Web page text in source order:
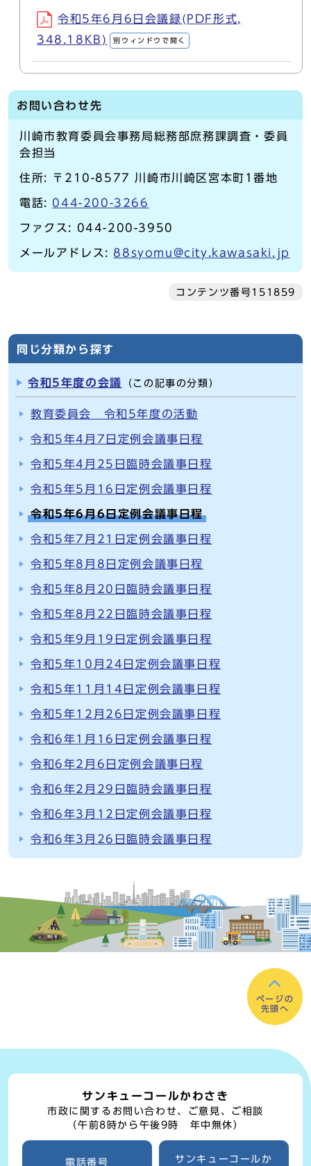
令和5年6月6日会議録(PDF形式,
348.18KB)
別ウィンドウで開く
お問い合わせ先
川崎市教育委員会事務局総務部庶務課調査・委員
会担当
住所: 〒210-8577 川崎市川崎区宮本町1番地
電話: 044-200-3266
ファクス: 044-200-3950
メールアドレス:88syomu@city.kawasaki.jp
コンテンツ番号151859
同じ分類から探す
令和5年度の会議 （この記事の分類）
教育委員会 令和5年度の活動
令和5年4月7日定例会議事日程
令和5年4月25日臨時会議事日程
令和5年5月16日定例会議事日程
令和5年6月6日定例会議事日程
令和5年7月21日定例会議事日程
令和5年8月8日定例会議事日程
令和5年8月20日臨時会議事日程
令和5年8月22日臨時会議事日程
令和5年9月19日定例会議事日程
令和5年10月24日定例会議事日程
令和5年11月14日定例会議事日程
令和5年12月26日定例会議事日程
令和6年1月16日定例会議事日程
令和6年2月6日定例会議事日程
令和6年2月29日臨時会議事日程
令和6年3月12日定例会議事日程
令和6年3月26日臨時会議事日程
ページの
先頭へ
サンキューコールかわさき
市政に関するお問い合わせ、ご意見、ご相談
（午前8時から午後9時 年中無休）
電話番号 サンキューコールか